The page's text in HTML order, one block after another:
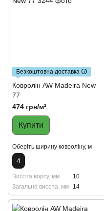
Безкоштовна доставка 🛈
Ковролін AW Madeira New
77
474 грн/м²
Купити
Оберіть ширину ковроліну, м
4
Висота ворсу, мм
10
Загальна висота, мм
14